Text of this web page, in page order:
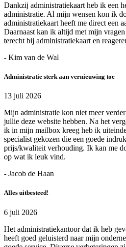
Dankzij administratiekaart heb ik een
administratie. Al mijn wensen kon ik
administratiekaart heeft me direct een
Daarnaast kan ik altijd met mijn
terecht bij administratiekaart en
- Kim van de Wal
Administratie sterk aan vernieuwing toe
13 juli 2026
Mijn administratie kon niet meer
jullie deze website hebben. Na het
ik in mijn mailbox kreeg heb ik
specialist gekozen die een goede
prijs/kwaliteit verhouding. Ik kan me
op wat ik leuk vind.
- Jacob de Haan
Alles uitbesteed!
6 juli 2026
Het administratiekantoor dat ik heb
heeft goed geluisterd naar mijn